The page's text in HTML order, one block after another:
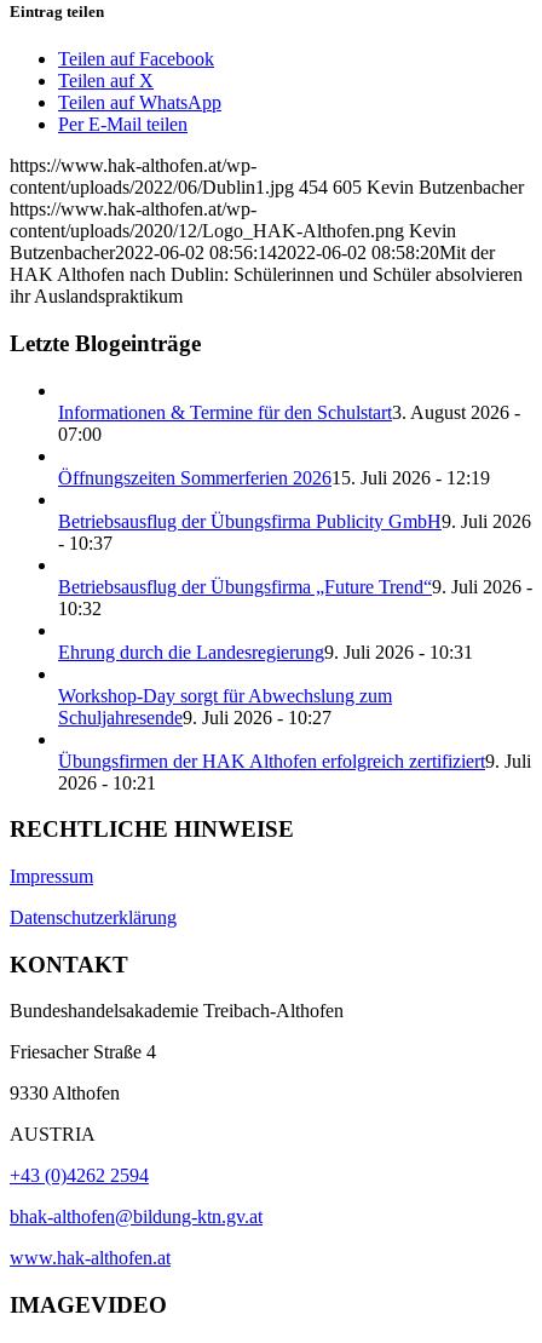
Eintrag teilen
Teilen auf Facebook
Teilen auf X
Teilen auf WhatsApp
Per E-Mail teilen
https://www.hak-althofen.at/wp-
content/uploads/2022/06/Dublin1.jpg 454 605 Kevin Butzenbacher
https://www.hak-althofen.at/wp-
content/uploads/2020/12/Logo_HAK-Althofen.png Kevin
Butzenbacher2022-06-02 08:56:142022-06-02 08:58:20Mit der
HAK Althofen nach Dublin: Schülerinnen und Schüler absolvieren
ihr Auslandspraktikum
Letzte Blogeinträge
Informationen & Termine für den Schulstart3. August 2026 -
07:00
Öffnungszeiten Sommerferien 202615. Juli 2026 - 12:19
Betriebsausflug der Übungsfirma Publicity GmbH9. Juli 2026
- 10:37
Betriebsausflug der Übungsfirma „Future Trend“9. Juli 2026 -
10:32
Ehrung durch die Landesregierung9. Juli 2026 - 10:31
Workshop-Day sorgt für Abwechslung zum
Schuljahresende9. Juli 2026 - 10:27
Übungsfirmen der HAK Althofen erfolgreich zertifiziert9. Juli
2026 - 10:21
RECHTLICHE HINWEISE
Impressum
Datenschutzerklärung
KONTAKT
Bundeshandelsakademie Treibach-Althofen
Friesacher Straße 4
9330 Althofen
AUSTRIA
+43 (0)4262 2594
bhak-althofen@bildung-ktn.gv.at
www.hak-althofen.at
IMAGEVIDEO